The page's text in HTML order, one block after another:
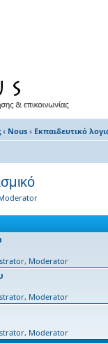
‹ Nous ‹ Εκπαιδευτικό
, Moderator
, Moderator
, Moderator